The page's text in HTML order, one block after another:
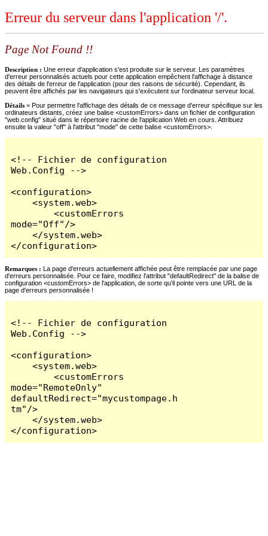
Erreur du serveur dans l'application '/'.
Page Not Found !!
Description : Une erreur d'application s'est produite sur le serveur. Les paramètres
d'erreur personnalisés actuels pour cette application empêchent l'affichage à distance
des détails de l'erreur de l'application (pour des raisons de sécurité). Cependant, ils
peuvent être affichés par les navigateurs qui s'exécutent sur l'ordinateur serveur local.
Détails = Pour permettre l'affichage des détails de ce message d'erreur spécifique sur les
ordinateurs distants, créez une balise <customErrors> dans un fichier de configuration
"web.config" situé dans le répertoire racine de l'application Web en cours. Attribuez
ensuite la valeur "off" à l'attribut "mode" de cette balise <customErrors>.
<!-- Fichier de configuration
Web.Config -->
<configuration>
    <system.web>
        <customErrors
mode="Off"/>
    </system.web>
</configuration>
Remarques : La page d'erreurs actuellement affichée peut être remplacée par une page
d'erreurs personnalisée. Pour ce faire, modifiez l'attribut "defaultRedirect" de la balise de
configuration <customErrors> de l'application, de sorte qu'il pointe vers une URL de la
page d'erreurs personnalisée !
<!-- Fichier de configuration
Web.Config -->
<configuration>
    <system.web>
        <customErrors
mode="RemoteOnly"
defaultRedirect="mycustompage.h
tm"/>
    </system.web>
</configuration>